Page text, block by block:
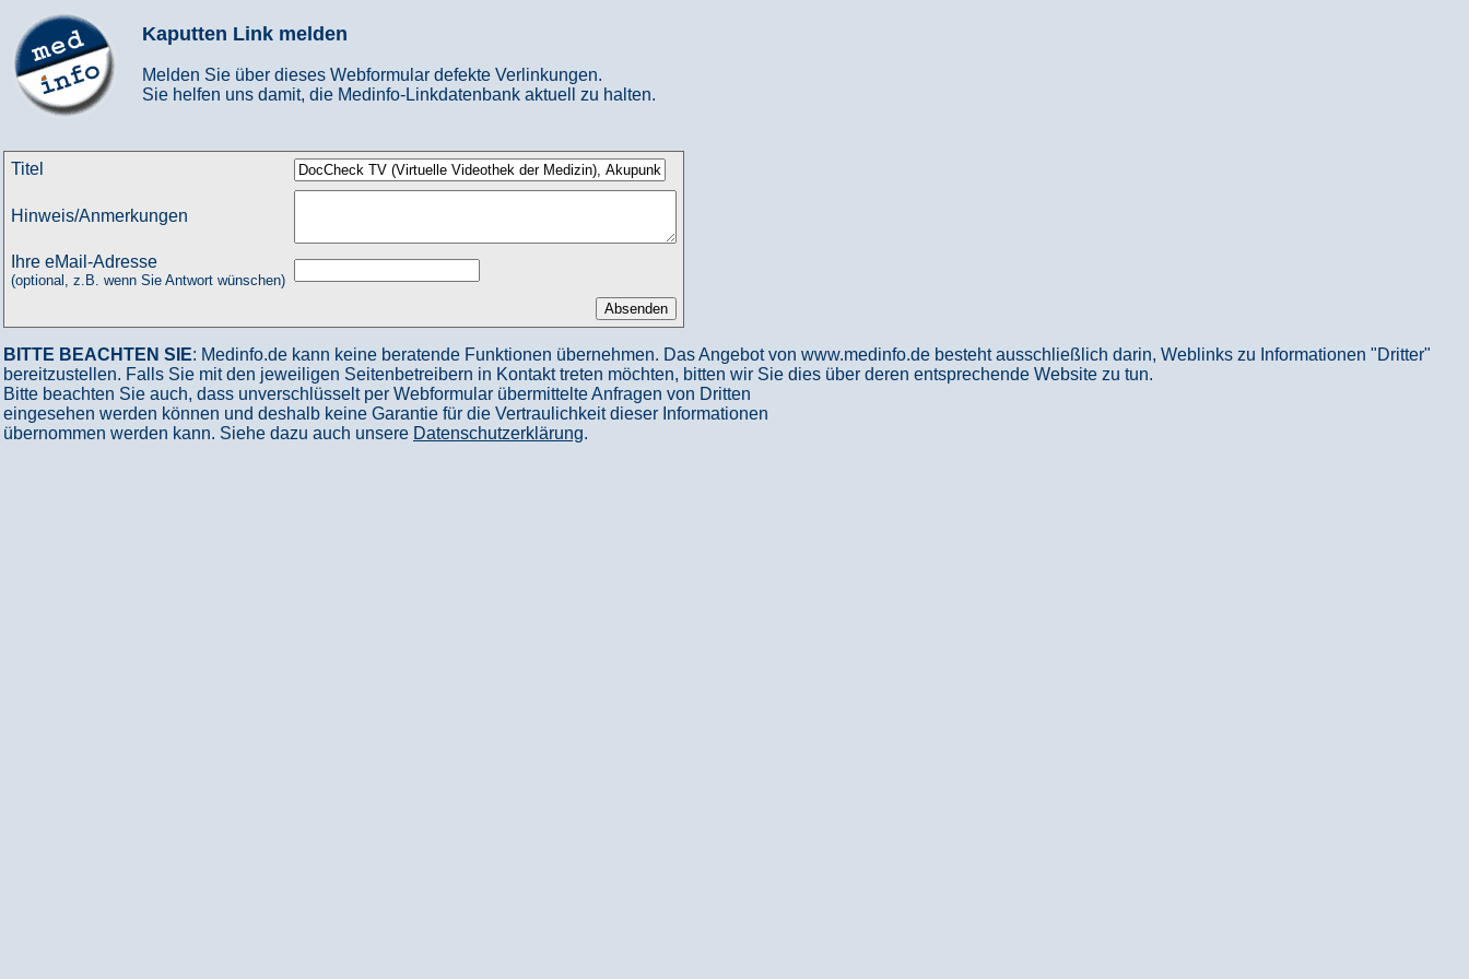
Kaputten Link melden
Melden Sie über dieses Webformular defekte Verlinkungen.
Sie helfen uns damit, die Medinfo-Linkdatenbank aktuell zu halten.
Titel
Hinweis/Anmerkungen
Ihre eMail-Adresse
(optional, z.B. wenn Sie Antwort wünschen)
BITTE BEACHTEN SIE: Medinfo.de kann keine beratende Funktionen übernehmen. Das Angebot von www.medinfo.de besteht ausschließlich darin, Weblinks zu Informationen "Dritter"
bereitzustellen. Falls Sie mit den jeweiligen Seitenbetreibern in Kontakt treten möchten, bitten wir Sie dies über deren entsprechende Website zu tun.
Bitte beachten Sie auch, dass unverschlüsselt per Webformular übermittelte Anfragen von Dritten
eingesehen werden können und deshalb keine Garantie für die Vertraulichkeit dieser Informationen
übernommen werden kann. Siehe dazu auch unsere Datenschutzerklärung.